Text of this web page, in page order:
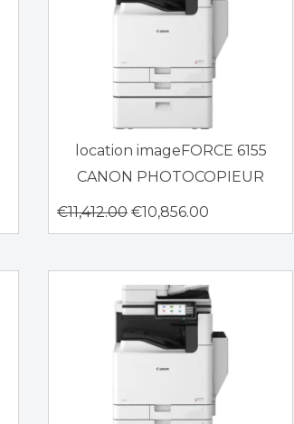
location imageFORCE 6155
CANON PHOTOCOPIEUR
€11,412.00 €10,856.00